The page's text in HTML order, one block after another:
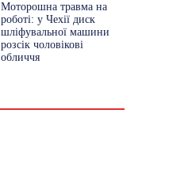
Моторошна травма на
роботі: у Чехії диск
шліфувальної машини
розсік чоловікові
обличчя